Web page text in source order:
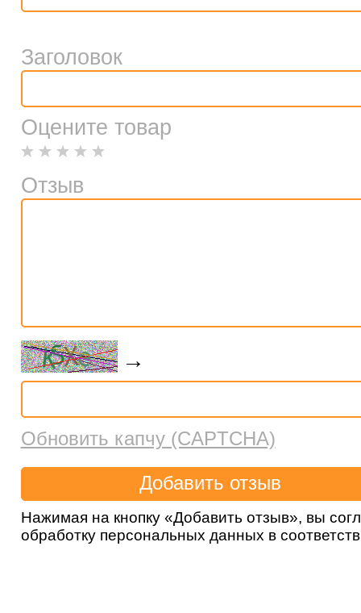
Заголовок
Оцените товар
Отзыв
→
Обновить капчу (CAPTCHA)
Нажимая на кнопку «Добавить отзыв», вы
обработку персональных данных в